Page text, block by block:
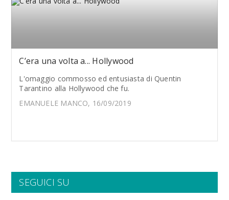
C’era una volta a... Hollywood
L'omaggio commosso ed entusiasta di Quentin
Tarantino alla Hollywood che fu.
EMANUELE MANCO, 16/09/2019
SEGUICI SU